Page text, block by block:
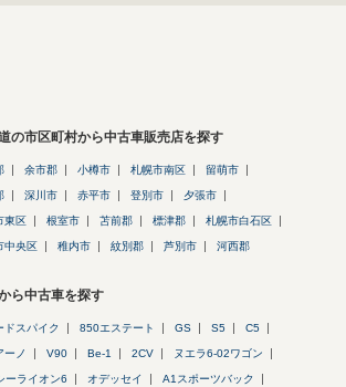
の市区町村から中古車販売店を探す
余市郡 小樽市 札幌市南区 留萌市
深川市 赤平市 登別市 夕張市
東区 根室市 苫前郡 標津郡 札幌市白石区
中央区 稚内市 紋別郡 芦別市 河西郡
ら中古車を探す
ドスパイク 850エステート GS S5 C5
ーノ V90 Be-1 2CV ヌエラ6-02ワゴン
ーライオン6 オデッセイ A1スポーツバック